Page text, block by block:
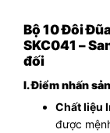
Bộ 10 Đôi
SKC041 –
đối
I. Điểm nhấn
Chất liệu
được